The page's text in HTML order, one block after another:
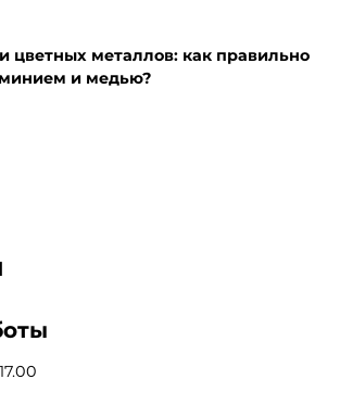
цветных металлов: как правильно
и медью?